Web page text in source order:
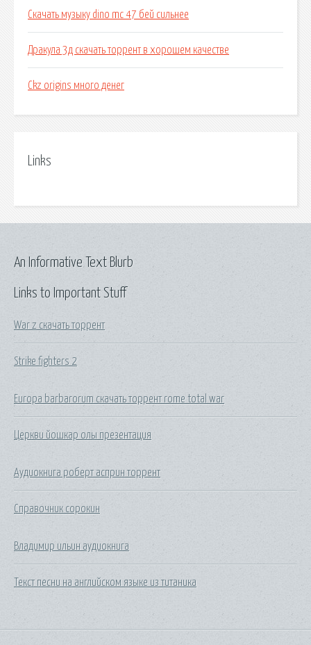
Скачать музыку dino mc 47 бей сильнее
Дракула 3д скачать торрент в хорошем качестве
Ckz origins много денег
Links
Links to Important Stuff
War z скачать торрент
Strike fighters 2
Europa barbarorum скачать торрент rome total war
Церкви йошкар олы презентация
Аудиокнига роберт асприн торрент
Справочник сорокин
Владимир ильин аудиокнига
Текст песни на английском языке из титаника
An Informative Text Blurb